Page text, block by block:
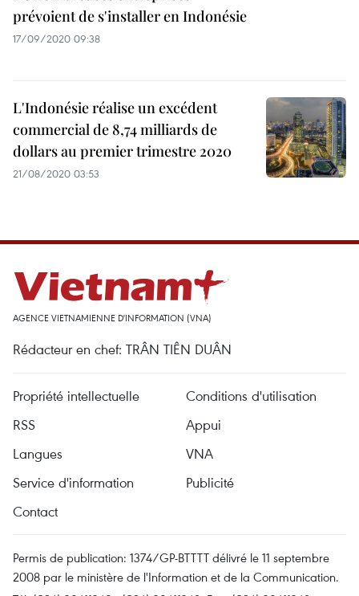
prévoient de s'installer en Indonésie
17/09/2020 09:38
L'Indonésie réalise un excédent
commercial de 8,74 milliards de
dollars au premier trimestre 2020
21/08/2020 03:53
AGENCE VIETNAMIENNE D'INFORMATION (VNA)
Rédacteur en chef: TRÂN TIÊN DUÂN
Propriété intellectuelle
Conditions d'utilisation
RSS
Appui
Langues
VNA
Service d'information
Publicité
Contact
Permis de publication: 1374/GP-BTTTT délivré le 11 septembre
2008 par le ministère de l'Information et de la Communication.